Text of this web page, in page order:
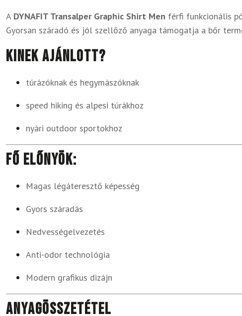
A DYNAFIT Transalper Graphic Shirt Men férfi funkcionális
Gyorsan száradó és jól szellőző anyaga támogatja a bőr
Kinek ajánlott?
túrázóknak és hegymászóknak
speed hiking és alpesi túrákhoz
nyári outdoor sportokhoz
Fő előnyök:
Magas légáteresztő képesség
Gyors száradás
Nedvességelvezetés
Anti-odor technológia
Modern grafikus dizájn
Anyagösszetétel